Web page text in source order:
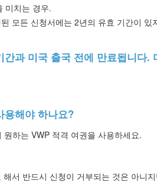
미치는 경우.
모든 신청서에는 2년의 유효 기간이 있
과 미국 출국 전에 만료됩니다.
용해야 하나요?
하는 VWP 적격 여권을 사용하세요.
서 반드시 신청이 거부되는 것은 아니